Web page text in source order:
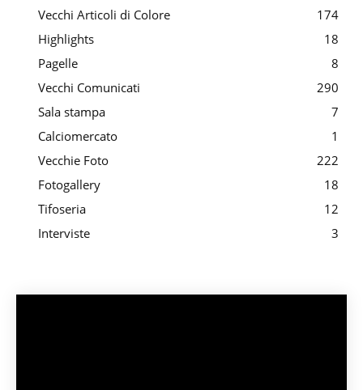
Vecchi Articoli di Colore
174
Highlights
18
Pagelle
8
Vecchi Comunicati
290
Sala stampa
7
Calciomercato
1
Vecchie Foto
222
Fotogallery
18
Tifoseria
12
Interviste
3